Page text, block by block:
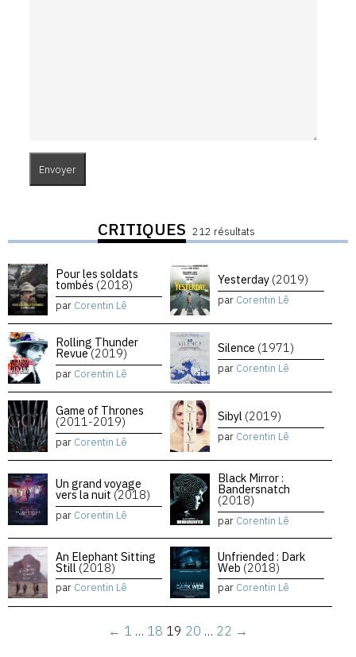
CRITIQUES 212 résultats
Pour les soldats
tombés (2018)
par Corentin Lê
Yesterday (2019)
par Corentin Lê
Rolling Thunder
Revue(2019)
par Corentin Lê
Silence (1971)
par Corentin Lê
Game of Thrones
(2011-2019)
par Corentin Lê
Sibyl (2019)
par Corentin Lê
Un grand voyage
vers la nuit (2018)
par Corentin Lê
Black Mirror :
Bandersnatch
(2018)
par Corentin Lê
An Elephant Sitting
Still (2018)
par Corentin Lê
Unfriended : Dark
Web (2018)
par Corentin Lê
← 1 … 18 19 20 … 22 →